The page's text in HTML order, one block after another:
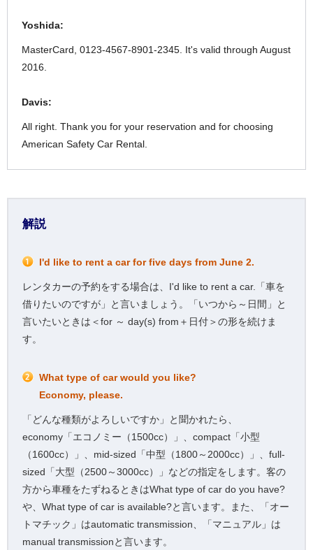
Yoshida:
MasterCard, 0123-4567-8901-2345. It's valid through August
2016.
Davis:
All right. Thank you for your reservation and for choosing
American Safety Car Rental.
解説
I'd like to rent a car for five days from June 2.
レンタカーの予約をする場合は、I'd like to rent a car.「車を
借りたいのですが」と言いましょう。「いつから～日間」と
言いたいときは＜for ～ day(s) from＋日付＞の形を続けま
す。
What type of car would you like?
Economy, please.
「どんな種類がよろしいですか」と聞かれたら、
economy「エコノミー（1500cc）」、compact「小型
（1600cc）」、mid-sized「中型（1800～2000cc）」、full-
sized「大型（2500～3000cc）」などの指定をします。客の
方から車種をたずねるときはWhat type of car do you have?
や、What type of car is available?と言います。また、「オー
トマチック」はautomatic transmission、「マニュアル」は
manual transmissionと言います。